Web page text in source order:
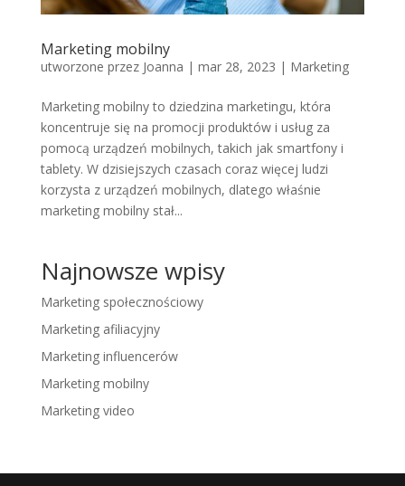
Marketing mobilny
utworzone przez Joanna | mar 28, 2023 | Marketing
Marketing mobilny to dziedzina marketingu, która
koncentruje się na promocji produktów i usług za
pomocą urządzeń mobilnych, takich jak smartfony i
tablety. W dzisiejszych czasach coraz więcej ludzi
korzysta z urządzeń mobilnych, dlatego właśnie
marketing mobilny stał...
Najnowsze wpisy
Marketing społecznościowy
Marketing afiliacyjny
Marketing influencerów
Marketing mobilny
Marketing video